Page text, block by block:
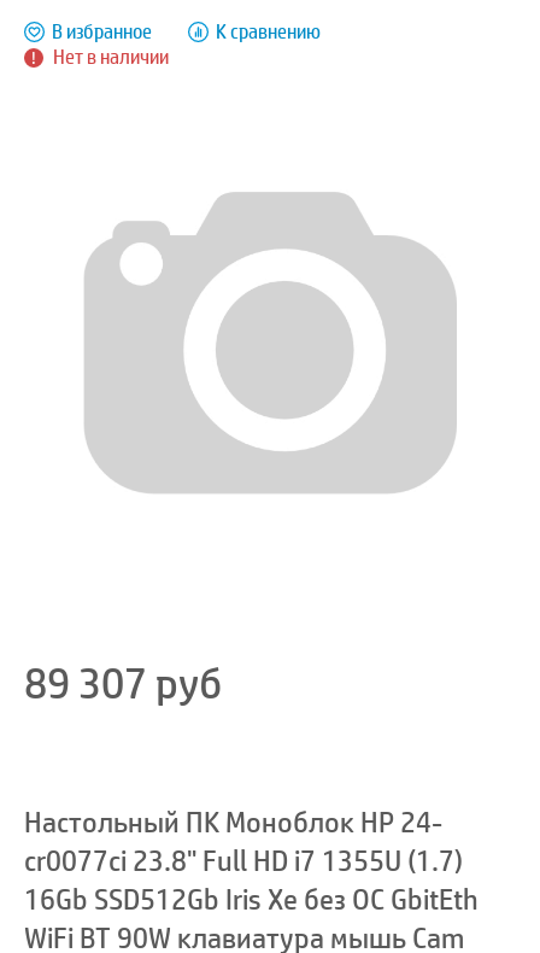
Нет в наличии
В избранное К сравнению
89 307 руб
Настольный ПК Моноблок HP 24-
cr0077ci 23.8" Full HD i7 1355U (1.7)
16Gb SSD512Gb Iris Xe без ОС GbitEth
WiFi BT 90W клавиатура мышь Cam